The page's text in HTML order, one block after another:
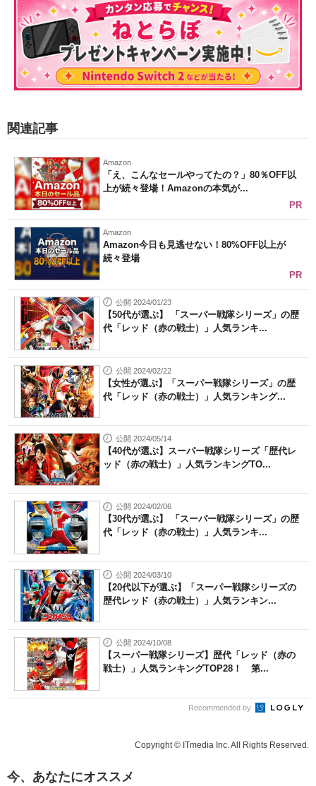
関連記事
Amazon
「え、こんなセールやってたの？」80％OFF以
上が続々登場！Amazonの本気が...
PR
Amazon
Amazon今日も見逃せない！80%OFF以上が
続々登場
PR
公開 2024/01/23
【50代が選ぶ】 「スーパー戦隊シリーズ」の歴
代「レッド（赤の戦士）」人気ランキ...
公開 2024/02/22
【女性が選ぶ】「スーパー戦隊シリーズ」の歴
代「レッド（赤の戦士）」人気ランキング...
公開 2024/05/14
【40代が選ぶ】スーパー戦隊シリーズ「歴代レ
ッド（赤の戦士）」人気ランキングTO...
公開 2024/02/06
【30代が選ぶ】 「スーパー戦隊シリーズ」の歴
代「レッド（赤の戦士）」人気ランキ...
公開 2024/03/10
【20代以下が選ぶ】「スーパー戦隊シリーズの
歴代レッド（赤の戦士）」人気ランキン...
公開 2024/10/08
【スーパー戦隊シリーズ】歴代「レッド（赤の
戦士）」人気ランキングTOP28！ 第...
Recommended by
Copyright © ITmedia Inc. All Rights Reserved.
今、あなたにオススメ